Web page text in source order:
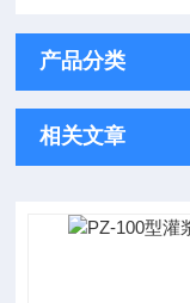
产品分类
相关文章